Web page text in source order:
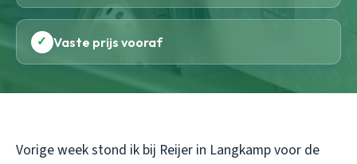
✓ Vaste prijs vooraf
Vorige week stond ik bij Reijer in Langkamp voor de